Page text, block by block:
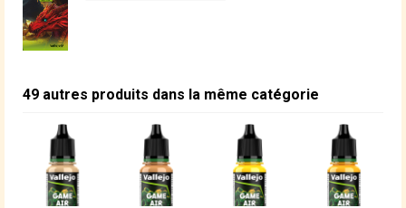
49 autres produits dans la même catégorie